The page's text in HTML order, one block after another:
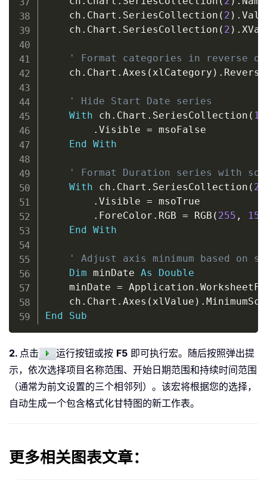
    ch
. Chart . SeriesCollection ( 2 ) .
    ch
. Chart . SeriesCollection ( 2 ) .
' Format categories in reverse
    ch
. Chart . Axes ( xlCategory ) .
' Hide Start Date series
With ch . Chart . SeriesCollection ( 1
. Visible = msoFalse
End
With
' Format Duration series with
With ch . Chart . SeriesCollection ( 2
. Visible = msoTrue
. ForeColor . RGB = RGB ( 255 , 153
End
With
' Adjust axis minimum based on
Dim minDate As
Double
    minDate
= Application .
    ch
. Chart . Axes ( xlValue ) .
End
Sub
2. 点击 运行按钮或按 F5 即可执行宏。随后按照弹出提
示，依次选择项目名称范围、开始日期范围和持续时间范围
（通常为前文设置的三个相邻列）。该宏将根据您的选择，
自动生成一个包含格式化甘特图的新工作表。
更多相关图表文章：